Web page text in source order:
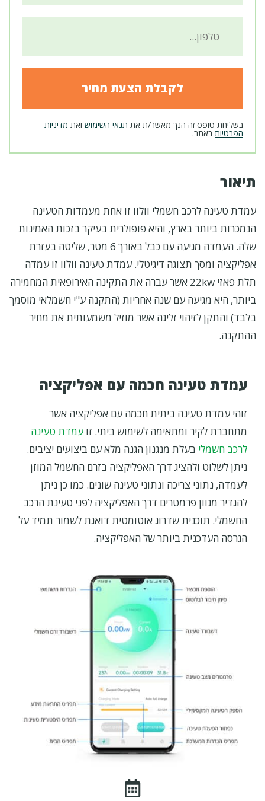
בשליחת טופס זה הנך מאשר/ת את תנאי השימוש ואת מדיניות
הפרטיות באתר.
תיאור
עמדת טעינה לרכב חשמלי וולוו זו אחת מעמדות הטעינה
הנמכרות ביותר בארץ, והיא פופולרית בעיקר בזכות האמינות
שלה. העמדה מגיעה עם כבל באורך 6 מטר, שליטה בעזרת
אפליקציה ומסך תצוגה דיגיטלי. עמדת טעינה וולוו זו עמדה
תלת פאזי 22kw אשר עברה את התקינה האירופאית המחמירה
ביותר, היא מגיעה עם שנה אחריות (התקנה ע"י חשמלאי מוסמך
בלבד) והתקן לזיהוי זליגה אשר מוזיל משמעותית את מחיר
ההתקנה.
עמדת טעינה חכמה עם אפליקציה
זוהי עמדת טעינה ביתית חכמה עם אפליקציה אשר
מתחברת לקיר ומתאימה לשימוש ביתי. זו עמדת טעינה
לרכב חשמלי בעלת מנגנון הגנה מלא עם ביצועים יציבים.
ניתן לשלוט ולהציג דרך האפליקציה בזרם החשמל המוזן
לעמדה, נתוני צריכה ונתוני טעינה שונים. כמו כן ניתן
להגדיר מגוון פרמטרים דרך האפליקציה לפני טעינת הרכב
החשמלי. תוכנית שדרוג אוטומטית דואגת לשמור תמיד על
הגרסה העדכנית ביותר של האפליקציה.